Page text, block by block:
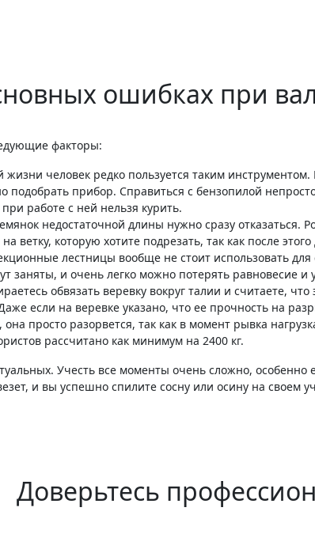
ошибках при
факторы:
человек редко пользуется таким
прибор. Справиться с бензопилой
работе с ней нельзя курить.
недостаточной длины нужно сразу отказаться.
ветку, которую хотите подрезать, так как после
лестницы вообще не стоит использовать
заняты, и очень легко можно потерять равновесие и
обвязать веревку вокруг талии и считаете,
если на веревке указано, что ее прочность на
просто разорвется, так как в момент рывка
рассчитано как минимум на 2400 кг.
Учесть все моменты очень сложно,
и вы успешно спилите сосну или осину на своем
Доверьтесь